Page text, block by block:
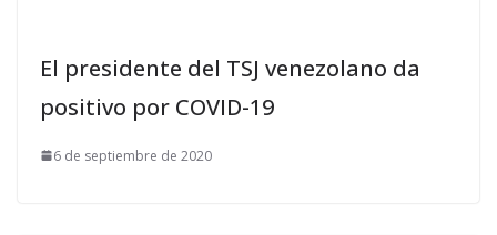
El presidente del TSJ venezolano da
positivo por COVID-19
6 de septiembre de 2020